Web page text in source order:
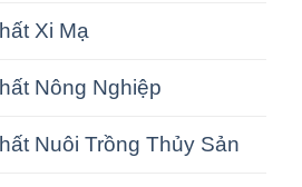
Xi Mạ
Nông Nghiệp
Nuôi Trồng Thủy Sản